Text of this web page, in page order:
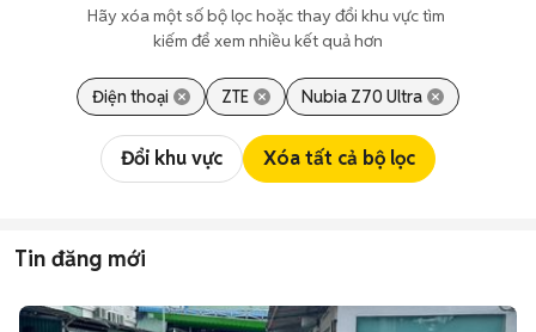
Hãy xóa một số bộ lọc hoặc thay đổi khu vực tìm
kiếm để xem nhiều kết quả hơn
Điện thoại ZTE Nubia Z70 Ultra
Đổi khu vực Xóa tất cả bộ lọc
Tin đăng mới